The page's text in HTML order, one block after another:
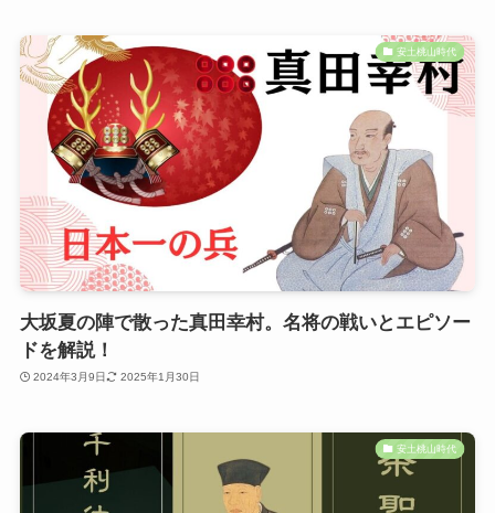
安土桃山時代
大坂夏の陣で散った真田幸村。名将の戦いとエピソー
ドを解説！
2024年3月9日 2025年1月30日
安土桃山時代